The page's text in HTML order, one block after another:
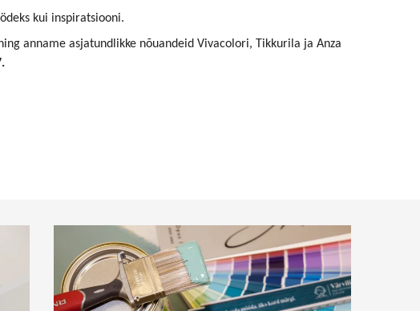
kui inspiratsiooni.
anname asjatundlikke nõuandeid Vivacolori, Tikkurila ja Anza